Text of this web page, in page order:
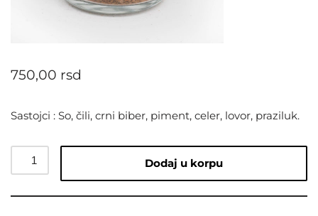
750,00 rsd
Sastojci : So, čili, crni biber, piment, celer, lovor, praziluk.
Dodaj u korpu